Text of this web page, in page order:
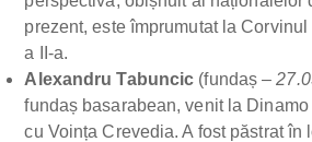
prezent, este împrumutat la
a II-a.
Alexandru Tabuncic (fundaș –
fundaș basarabean, venit la Dinamo
cu Voința Crevedia. A fost păstrat în